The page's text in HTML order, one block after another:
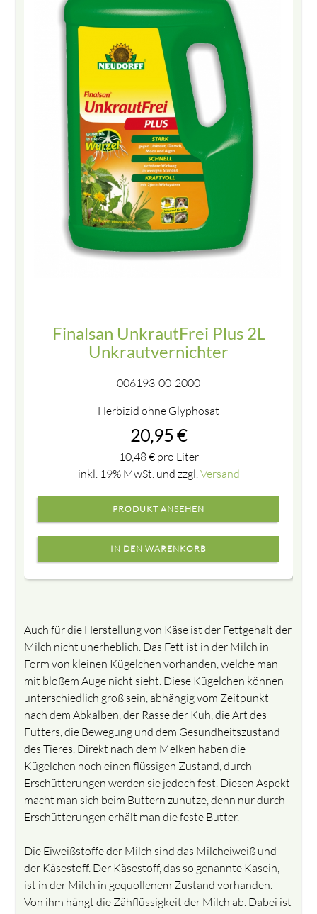
Finalsan UnkrautFrei Plus 2L
Unkrautvernichter
006193-00-2000
Herbizid ohne Glyphosat
20,95 €
10,48€pro Liter
inkl. 19% MwSt. und zzgl. Versand
PRODUKT ANSEHEN
Auch für die Herstellung von Käse ist der Fettgehalt der
Milch nicht unerheblich. Das Fett ist in der Milch in
Form von kleinen Kügelchen vorhanden, welche man
mit bloßem Auge nicht sieht. Diese Kügelchen können
unterschiedlich groß sein, abhängig vom Zeitpunkt
nach dem Abkalben, der Rasse der Kuh, die Art des
Futters, die Bewegung und dem Gesundheitszustand
des Tieres. Direkt nach dem Melken haben die
Kügelchen noch einen flüssigen Zustand, durch
Erschütterungen werden sie jedoch fest. Diesen Aspekt
macht man sich beim Buttern zunutze, denn nur durch
Erschütterungen erhält man die feste Butter.
Die Eiweißstoffe der Milch sind das Milcheiweiß und
der Käsestoff. Der Käsestoff, das so genannte Kasein,
ist in der Milch in gequollenem Zustand vorhanden.
Von ihm hängt die Zähflüssigkeit der Milch ab. Dabei ist